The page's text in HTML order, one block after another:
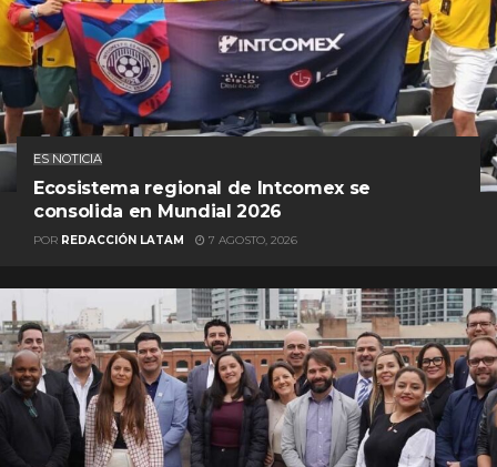
ES NOTICIA
Ecosistema regional de Intcomex se
consolida en Mundial 2026
POR REDACCIÓN LATAM 7 AGOSTO, 2026